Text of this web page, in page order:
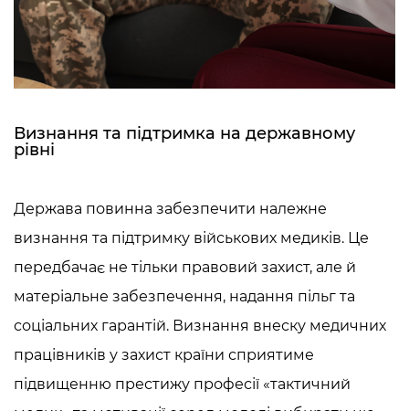
Визнання та підтримка на державному
рівні
Держава повинна забезпечити належне
визнання та підтримку військових медиків. Це
передбачає не тільки правовий захист, але й
матеріальне забезпечення, надання пільг та
соціальних гарантій. Визнання внеску медичних
працівників у захист країни сприятиме
підвищенню престижу професії «тактичний